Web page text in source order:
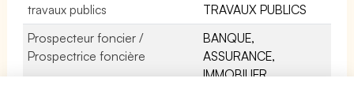
travaux publics
TRAVAUX PUBLICS
Prospecteur foncier /
Prospectrice foncière
BANQUE,
ASSURANCE,
IMMOBILIER